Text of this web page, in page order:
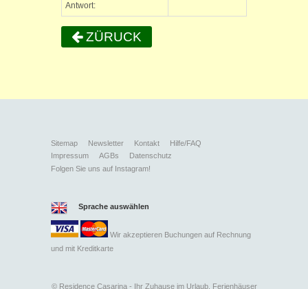
Antwort:
ZÜRUCK
Sitemap Newsletter Kontakt
Hilfe/FAQ
Impressum
AGBs
Datenschutz
Folgen Sie uns auf Instagram!
Sprache auswählen
Wir akzeptieren Buchungen auf Rechnung
und mit Kreditkarte
©Residence Casarina - Ihr Zuhause im Urlaub. Ferienhäuser